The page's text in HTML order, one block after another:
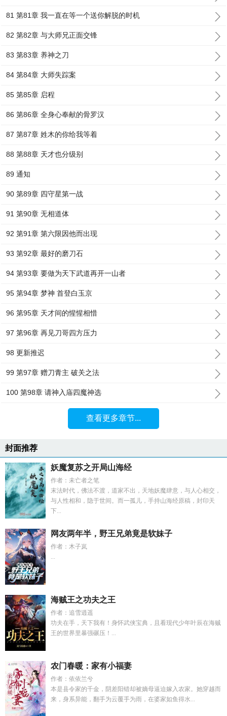
81 第81章 我一直在等一个送你解脱的时机
82 第82章 与大师兄正面交锋
83 第83章 养神之刀
84 第84章 大师失踪案
85 第85章 启程
86 第86章 全身心奉献的骨罗汉
87 第87章 姓木的你给我等着
88 第88章 天才也分级别
89 通知
90 第89章 四守星第一战
91 第90章 无相道体
92 第91章 第六限因他而出现
93 第92章 最好的磨刀石
94 第93章 要做为天下武道再开一山者
95 第94章 梦神 首登白玉京
96 第95章 天才间的惺惺相惜
97 第96章 再见刀哥四方压力
98 更新推迟
99 第97章 赠刀青主 破关之法
100 第98章 请神入庙四魔神选
查看更多章节...
封面推荐
妖魔复苏之开局山海经
作者：未亡者之笔
末法时代，佛法不渡，道家不出，天地妖魔肆意，与人心相交，
与人性相和，隐于世间。而一孤儿，手持山海经原稿，封印天
下...
网友两年半，野王兄弟竟是软妹子
作者：木子岚
...
海贼王之功夫之王
作者：追雪逍遥
功夫在手，天下我有！身怀武侠宝典，且看现代少年叶辰在海贼
王的世界里暴强碾压！...
农门春暖：家有小福妻
作者：依依兰兮
本是县令家的千金，阴差阳错却被嫡母逼迫嫁入农家。她穿越而
来，身系异能，翻手为云覆手为雨，在婆家如鱼得水...